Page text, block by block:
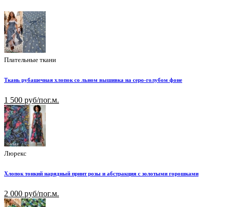
Плательные ткани
Ткань рубашечная хлопок со льном вышивка на серо-голубом фоне
1 500 руб/пог.м.
Люрекс
Хлопок тонкий нарядный принт розы и абстракция с золотыми горошками
2 000 руб/пог.м.